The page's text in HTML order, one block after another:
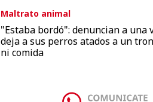
Maltrato animal
"Estaba bordó": denuncian a una
deja a sus perros atados a un
ni comida